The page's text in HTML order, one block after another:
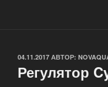
ОПУБЛИКОВАНО
04.11.2017 АВТОР:
Регулятор